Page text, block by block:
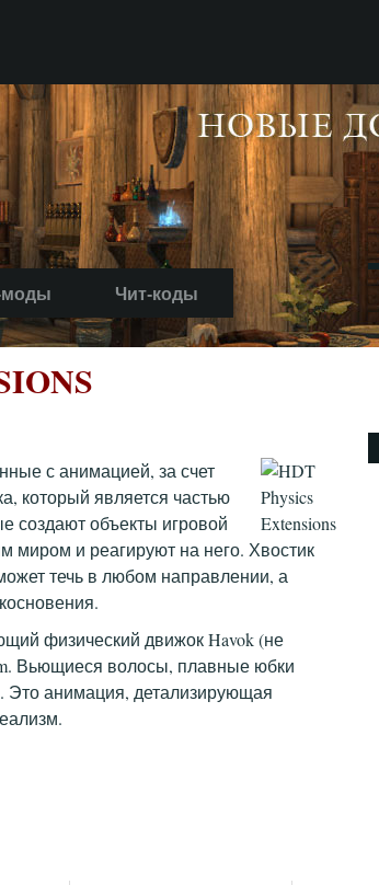
Чит-коды
с анимацией, за счет
который является частью
создают объекты игровой
миром и реагируют на него. Хвостик
течь в любом направлении, а
физический движок Havok (не
Вьющиеся волосы, плавные юбки
Это анимация, детализирующая